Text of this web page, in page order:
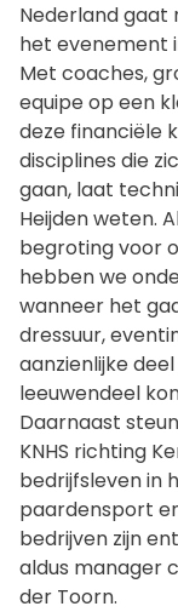
Nederland gaat
het evenement
Met coaches,
equipe op een
deze financiële
disciplines die
gaan, laat
Heijden weten.
begroting voor
hebben we
wanneer het
dressuur,
aanzienlijke
leeuwendeel
Daarnaast
KNHS richting
bedrijfsleven in
paardensport
bedrijven zijn
aldus manager
der Toorn.